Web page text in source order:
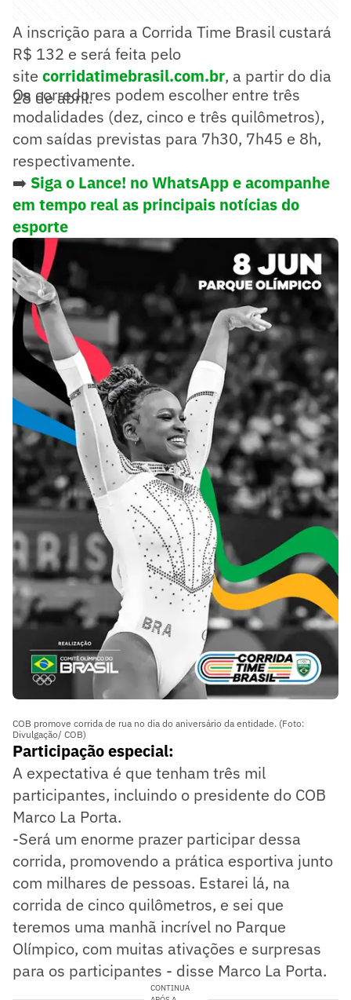
A inscrição para a Corrida Time Brasil custará
R$ 132 e será feita pelo
site corridatimebrasil.com.br, a partir do dia
28 de abril.
Os corredores podem escolher entre três
modalidades (dez, cinco e três quilômetros),
com saídas previstas para 7h30, 7h45 e 8h,
respectivamente.
➡️ Siga o Lance! no WhatsApp e acompanhe
em tempo real as principais notícias do
esporte
COB promove corrida de rua no dia do aniversário da entidade. (Foto:
Divulgação/ COB)
Participação especial:
A expectativa é que tenham três mil
participantes, incluindo o presidente do COB
Marco La Porta.
-Será um enorme prazer participar dessa
corrida, promovendo a prática esportiva junto
com milhares de pessoas. Estarei lá, na
corrida de cinco quilômetros, e sei que
teremos uma manhã incrível no Parque
Olímpico, com muitas ativações e surpresas
para os participantes - disse Marco La Porta.
CONTINUA